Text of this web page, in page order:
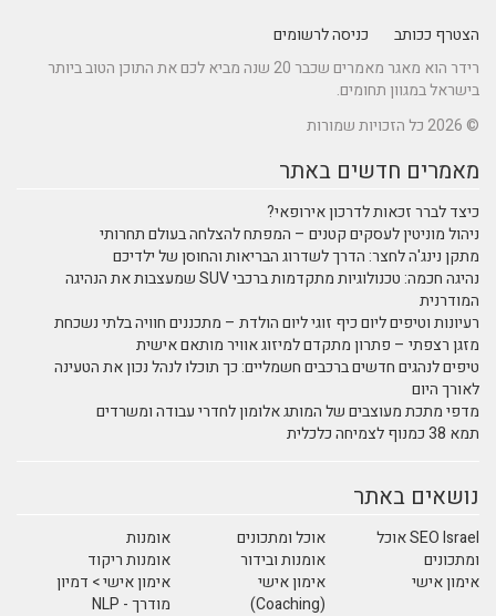
הצטרף ככותב
כניסה לרשומים
רידר הוא מאגר מאמרים שכבר 20 שנה מביא לכם את התוכן הטוב ביותר
בישראל במגוון תחומים.
© 2026 כל הזכויות שמורות
מאמרים חדשים באתר
כיצד לברר זכאות לדרכון אירופאי?
ניהול מוניטין לעסקים קטנים – המפתח להצלחה בעולם תחרותי
מתקן נינג'ה לחצר: הדרך לשדרוג הבריאות והחוסן של ילדיכם
נהיגה חכמה: טכנולוגיות מתקדמות ברכבי SUV שמעצבות את הנהיגה
המודרנית
רעיונות וטיפים ליום כיף זוגי ליום הולדת – מתכננים חוויה בלתי נשכחת
מזגן רצפתי – פתרון מתקדם למיזוג אוויר מותאם אישית
טיפים לנהגים חדשים ברכבים חשמליים: כך תוכלו לנהל נכון את הטעינה
לאורך היום
מדפי מתכת מעוצבים של המותג אלומון לחדרי עבודה ומשרדים
תמא 38 כמנוף לצמיחה כלכלית
נושאים באתר
SEO Israel אוכל
ומתכונים
אוכל ומתכונים
אומנות
אומנות ובידור
אומנות ריקוד
אימון אישי
אימון אישי
(Coaching)
אימון אישי > דמיון
מודרך - NLP